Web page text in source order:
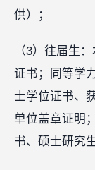
供）；
（3）往届生
证书；同等学
士学位证书、
单位盖章证明
书、硕士研究